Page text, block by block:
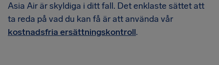
Asia Air är skyldiga i ditt fall. Det enklaste sättet att
ta reda på vad du kan få är att använda vår
kostnadsfria ersättningskontroll.